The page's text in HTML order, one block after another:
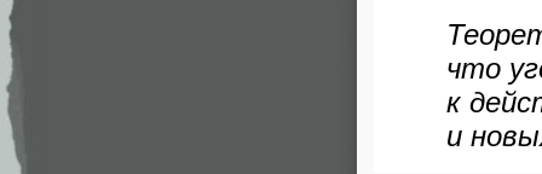
что
к
и